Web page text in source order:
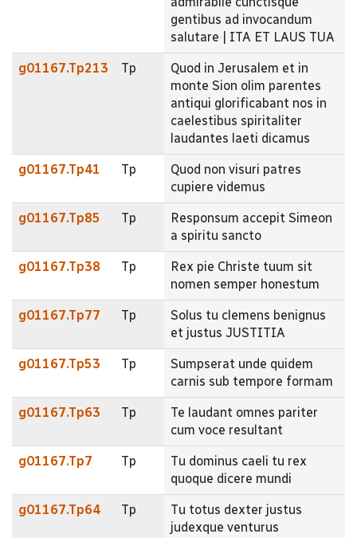
gentibus ad invocandum
salutare | ITA ET LAUS TUA
g01167.Tp213 Tp
Quod in Jerusalem et in
monte Sion olim parentes
antiqui glorificabant nos in
caelestibus spiritaliter
laudantes laeti dicamus
g01167.Tp41 Tp
Quod non visuri patres
cupiere videmus
g01167.Tp85 Tp
Responsum accepit Simeon
a spiritu sancto
g01167.Tp38 Tp
Rex pie Christe tuum sit
nomen semper honestum
g01167.Tp77 Tp
Solus tu clemens benignus
et justus JUSTITIA
g01167.Tp53 Tp
Sumpserat unde quidem
carnis sub tempore formam
g01167.Tp63 Tp
Te laudant omnes pariter
cum voce resultant
g01167.Tp7 Tp
Tu dominus caeli tu rex
quoque dicere mundi
g01167.Tp64 Tp
Tu totus dexter justus
judexque venturus